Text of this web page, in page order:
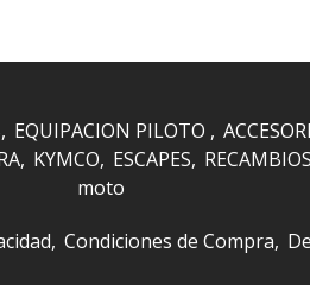
EQUIPACION PILOTO
KYMCO ESCAPES
moto
Condiciones de Compra